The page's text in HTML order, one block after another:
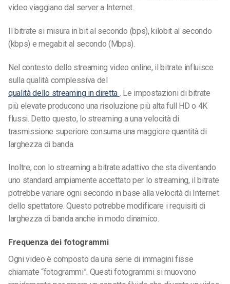
video viaggiano dal server a Internet.
Il bitrate si misura in bit al secondo (bps), kilobit al secondo
(kbps) e megabit al secondo (Mbps).
Nel contesto dello streaming video online, il bitrate influisce
sulla qualità complessiva del
qualità dello streaming in diretta . Le impostazioni di bitrate
più elevate producono una risoluzione più altafull HD o 4K
flussi. Detto questo, lo streaming a una velocità di
trasmissione superiore consuma una maggiore quantità di
larghezza di banda.
Inoltre, con lo streaming a bitrate adattivo che sta diventando
uno standard ampiamente accettato per lo streaming, il bitrate
potrebbe variare ogni secondo in base alla velocità di Internet
dello spettatore. Questo potrebbe modificare i requisiti di
larghezza di banda anche in modo dinamico.
Frequenza dei fotogrammi
Ogni video è composto da una serie di immagini fisse
chiamate “fotogrammi”. Questi fotogrammi si muovono